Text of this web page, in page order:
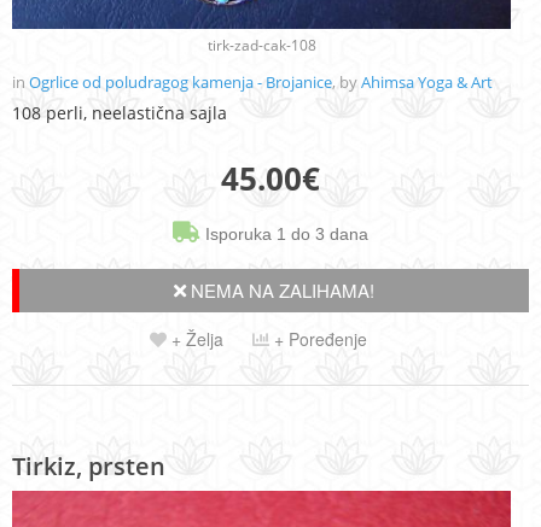
tirk-zad-cak-108
in Ogrlice od poludragog kamenja - Brojanice, byAhimsa Yoga & Art
108 perli, neelastična sajla
45.00€
Isporuka 1 do 3 dana
NEMA NA ZALIHAMA!
+ Želja + Poređenje
Tirkiz, prsten